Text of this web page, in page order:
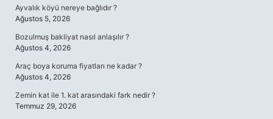
Ayvalık köyü nereye bağlıdır ?
Ağustos 5, 2026
Bozulmuş bakliyat nasıl anlaşılır ?
Ağustos 4, 2026
Araç boya koruma fiyatları ne kadar ?
Ağustos 4, 2026
Zemin kat ile 1. kat arasındaki fark nedir ?
Temmuz 29, 2026